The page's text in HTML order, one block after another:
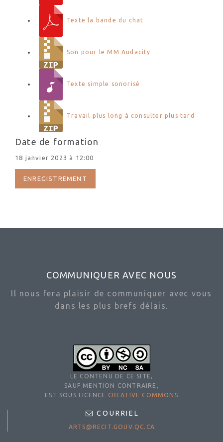
Texte la bande du chat
Son pour le MM Audacity
Texte simple sonorisé
Travail plus long à consulter plus tard
Date de formation
18 janvier 2023 à 12:00
ENREGISTREMENT
COMMUNIQUER AVEC NOUS
Il nous fera plaisir de communiquer avec vous
dans les plus brefs délais.
LE CONTENU DE CE SITE,
SAUF MENTION CONTRAIRE,
EST SOUS LICENCE
CREATIVE COMMONS
COURRIEL
ARTS@RECIT.GOUV.QC.CA